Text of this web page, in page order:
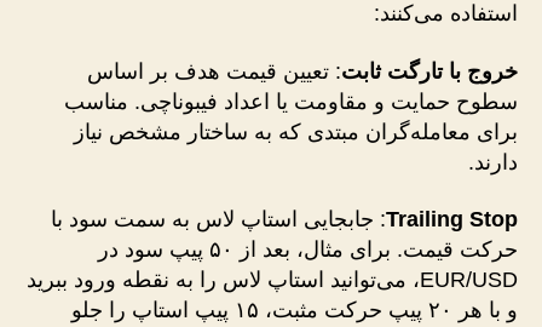
استفاده می‌کنند:
خروج با تارگت ثابت: تعیین قیمت هدف بر اساس
سطوح حمایت و مقاومت یا اعداد فیبوناچی. مناسب
برای معامله‌گران مبتدی که به ساختار مشخص نیاز
دارند.
Trailing Stop: جابجایی استاپ لاس به سمت سود با
حرکت قیمت. برای مثال، بعد از ۵۰ پیپ سود در
EUR/USD، می‌توانید استاپ لاس را به نقطه ورود ببرید
و با هر ۲۰ پیپ حرکت مثبت، ۱۵ پیپ استاپ را جلو